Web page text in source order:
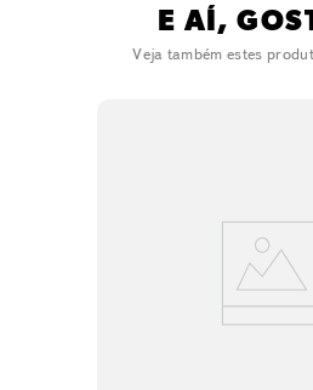
E AÍ,
Veja também estes